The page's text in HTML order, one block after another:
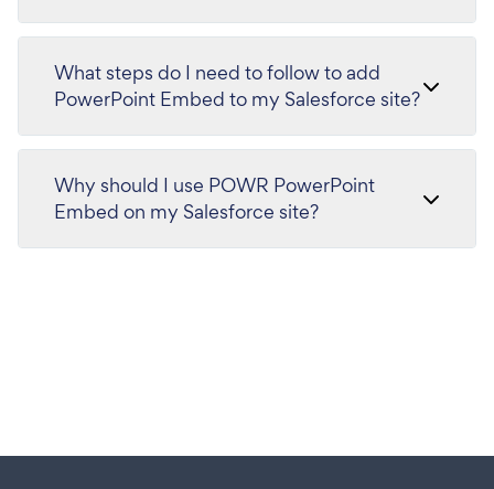
What steps do I need to follow to add
PowerPoint Embed to my Salesforce site?
Why should I use POWR PowerPoint
Embed on my Salesforce site?